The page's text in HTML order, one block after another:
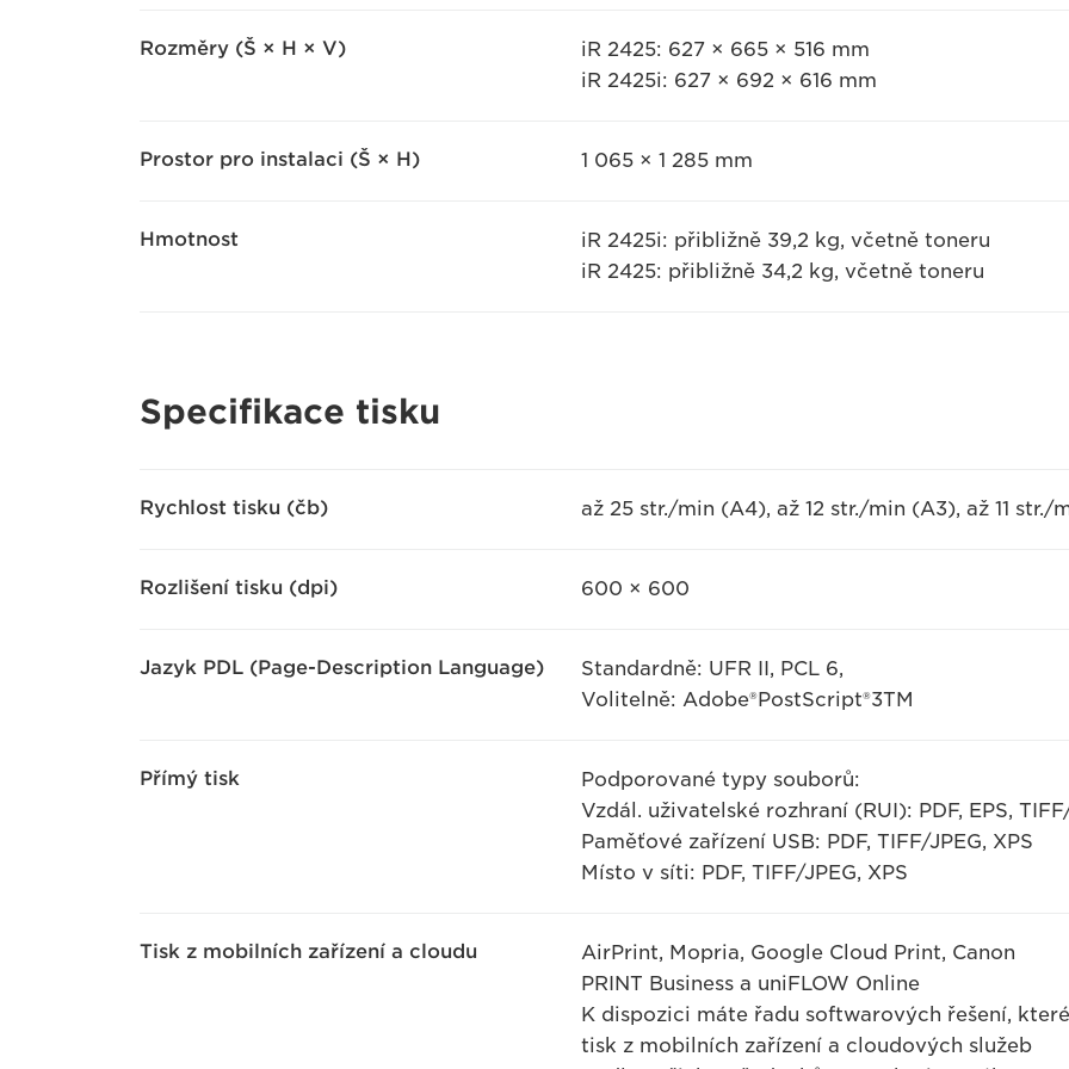
Rozměry (Š × H × V)
iR 2425: 627 × 665 × 516 mm
iR 2425i: 627 × 692 × 616 mm
Prostor pro instalaci (Š × H) 1 065 × 1 285 mm
Hmotnost
iR 2425i: přibližně 39,2 kg, včetně toneru
iR 2425: přibližně 34,2 kg, včetně toneru
Specifikace tisku
Rychlost tisku (čb) až 25 str./min (A4), až 12 str./min (A3), až 11 str./
Rozlišení tisku (dpi) 600 × 600
Jazyk PDL (Page-Description Language)
Standardně: UFR II, PCL 6,
Volitelně: Adobe®PostScript®3TM
Přímý tisk
Podporované typy souborů:
Vzdál. uživatelské rozhraní (RUI): PDF, EPS,
Paměťové zařízení USB: PDF, TIFF/JPEG, XPS
Místo v síti: PDF, TIFF/JPEG, XPS
Tisk z mobilních zařízení a cloudu
AirPrint, Mopria, Google Cloud Print, Canon
PRINT Business a uniFLOW Online
K dispozici máte řadu softwarových řešení,
tisk z mobilních zařízení a cloudových služeb